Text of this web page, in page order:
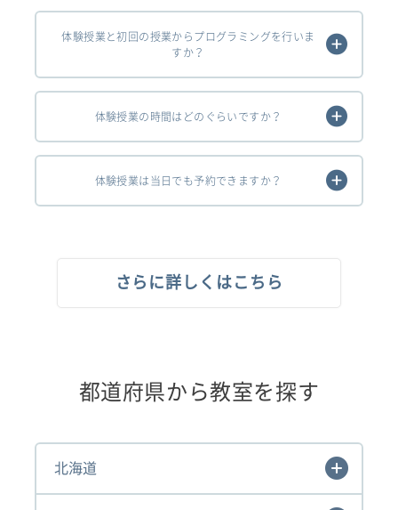
体験授業と初回の授業からプログラミングを行いま
すか？
体験授業の時間はどのぐらいですか？
体験授業は当日でも予約できますか？
さらに詳しくはこちら
都道府県から教室を探す
北海道